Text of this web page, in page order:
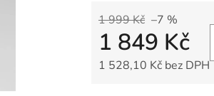
1 999 Kč –7 %
1 849 Kč
1 528,10 Kč bez DPH